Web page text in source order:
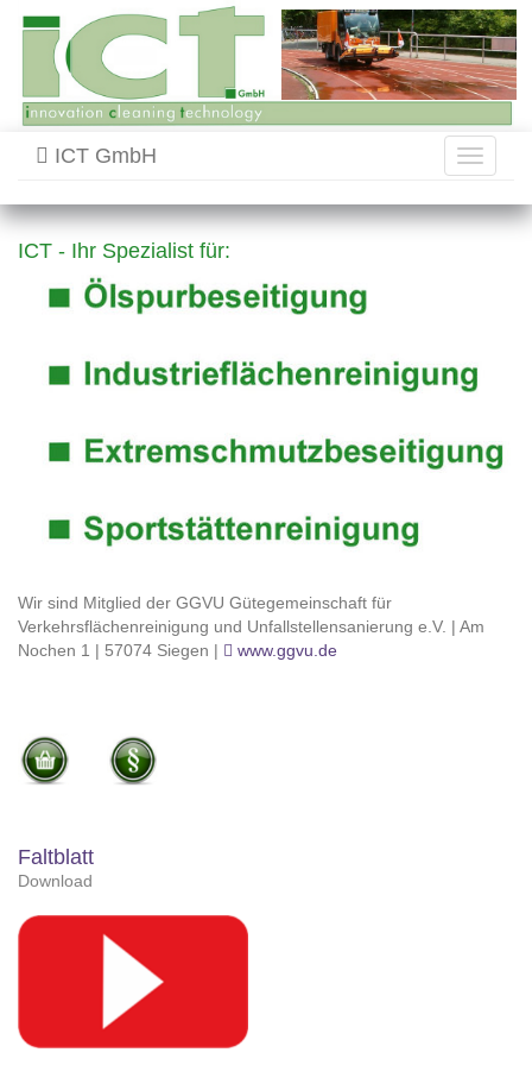
Toggle
ICT GmbH
ICT - Ihr Spezialist für:
Wir sind Mitglied der GGVU Gütegemeinschaft für
Verkehrsflächenreinigung und Unfallstellensanierung e.V. | Am
Nochen 1 | 57074 Siegen |
www.ggvu.de
Faltblatt
Download